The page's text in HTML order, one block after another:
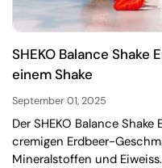
SHEKO Balance Shake
einem Shake
September 01, 2025
Der SHEKO Balance
cremigen Erdbeer-
Mineralstoffen und